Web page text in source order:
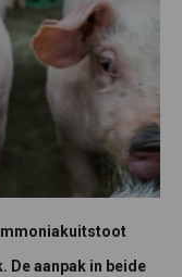
aanpak in beide